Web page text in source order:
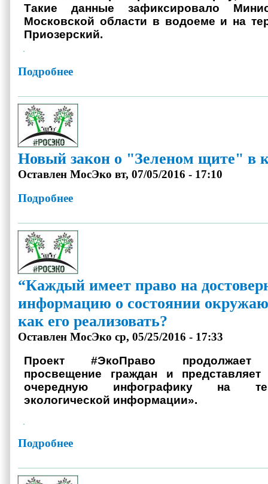
Такие данные зафиксировало
Московской области в водоеме и на
Приозерский.
Подробнее
Новый закон о "Зеленом щите" в
Оставлен МосЭко вт, 07/05/2016 - 17:10
Подробнее
“Каждый имеет право на
информацию о состоянии
как его реализовать?
Оставлен МосЭко ср, 05/25/2016 - 17:33
Проект #ЭкоПраво продолжает
просвещение граждан и
очередную инфографику на
экологической информации».
Подробнее